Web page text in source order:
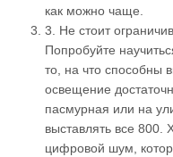
как можно чаще.
3. Не стоит
Попробуйте
то, на что способны
освещение
пасмурная или на
выставлять все 800.
цифровой шум,